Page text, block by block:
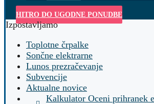
HITRO DO UGODNE PONUDBE
Izpostavljamo
Toplotne črpalke
Sončne elektrarne
Lunos prezračevanje
Subvencije
Aktualne novice
Kalkulator Oceni prihranek